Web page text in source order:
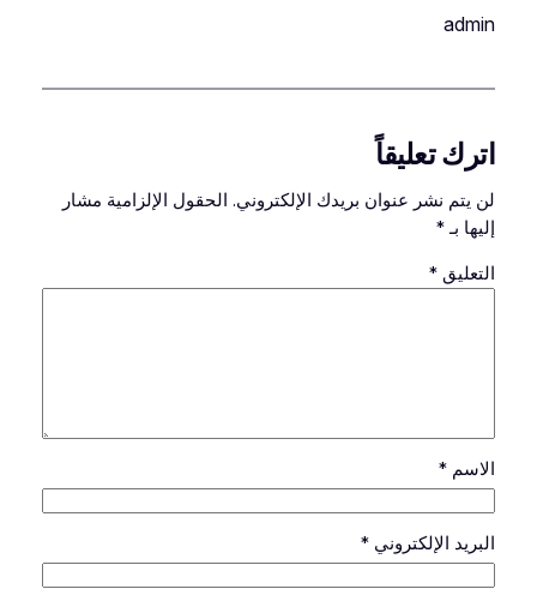
admin
اترك تعليقاً
لن يتم نشر عنوان بريدك الإلكتروني. الحقول الإلزامية مشار
إليها بـ*
التعليق *
الاسم *
البريد الإلكتروني *